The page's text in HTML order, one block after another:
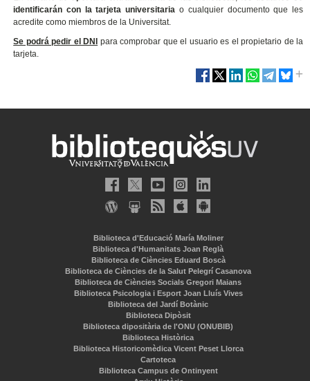
identificarán con la tarjeta universitaria o cualquier documento que les
acredite como miembros de la Universitat.
Se podrá pedir el DNI
para comprobar que el usuario es el propietario de la
tarjeta.
Biblioteca d'Educació María Moliner
Biblioteca d'Humanitats Joan Reglà
Biblioteca de Ciències Eduard Boscà
Biblioteca de Ciències de la Salut Pelegrí Casanova
Biblioteca de Ciències Socials Gregori Maians
Biblioteca Psicologia i Esport Joan Lluís Vives
Biblioteca del Jardí Botànic
Biblioteca Dipòsit
Biblioteca dipositària de l'ONU (ONUBIB)
Biblioteca Històrica
Biblioteca Historicomèdica Vicent Peset Llorca
Cartoteca
Biblioteca Campus de Ontinyent